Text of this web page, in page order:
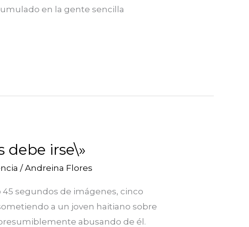
en la gente sencilla
debe irse\»
/Andreina Flores
45 segundos de imágenes, cinco
a un joven haitiano sobre
abusando de él.